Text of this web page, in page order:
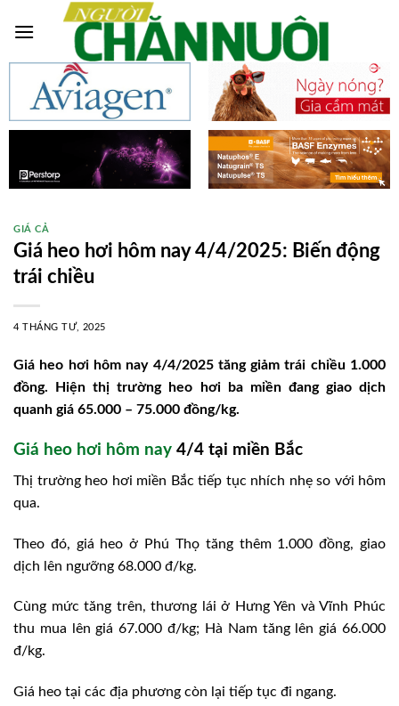
GIÁ CẢ
Giá heo hơi hôm nay 4/4/2025: Biến động
trái chiều
4 THÁNG TƯ, 2025
Giá heo hơi hôm nay 4/4/2025 tăng giảm trái chiều 1.000
đồng. Hiện thị trường heo hơi ba miền đang giao dịch
quanh giá 65.000 – 75.000 đồng/kg.
Giá heo hơi hôm nay 4/4 tại miền Bắc
Thị trường heo hơi miền Bắc tiếp tục nhích nhẹ so với hôm
qua.
Theo đó, giá heo ở Phú Thọ tăng thêm 1.000 đồng, giao
dịch lên ngưỡng 68.000 đ/kg.
Cùng mức tăng trên, thương lái ở Hưng Yên và Vĩnh Phúc
thu mua lên giá 67.000 đ/kg; Hà Nam tăng lên giá 66.000
đ/kg.
Giá heo tại các địa phương còn lại tiếp tục đi ngang.